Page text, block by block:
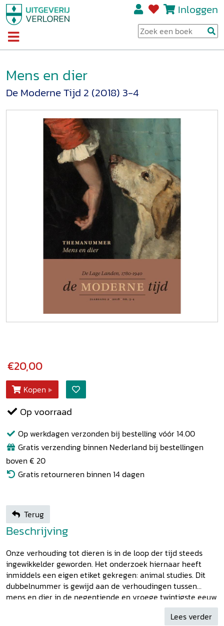
Inloggen
Mens en dier
De Moderne Tijd 2 (2018) 3-4
€20,00
Kopen
Op voorraad
Op werkdagen verzonden bij bestelling vóór 14.00
Gratis verzending binnen Nederland bij bestellingen
boven € 20
Gratis retourneren binnen 14 dagen
Terug
Beschrijving
Onze verhouding tot dieren is in de loop der tijd steeds
ingewikkelder geworden. Het onderzoek hiernaar heeft
inmiddels een eigen etiket gekregen: animal studies. Dit
dubbelnummer is gewijd aan de verhoudingen tussen
mens en dier in de negentiende en vroege twintigste eeuw
- een roerige periode waarin de evolutietheorie van
Charles Darwin een einde maakte aan de vanzelfsprekend
Lees verder